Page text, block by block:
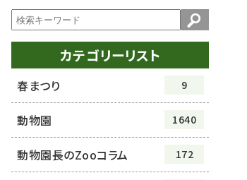
カテゴリーリスト
春まつり 9
動物園 1640
動物園長のZooコラム 172